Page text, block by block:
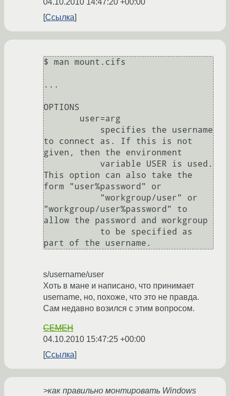
04.10.2010 14:47:20 +00:00
Ссылка
$ man mount.cifs
...
OPTIONS
to connect as. If this is not
given, then the environment
This option can also take the
form "user%password" or
"workgroup/user%password" to
allow the password and workgroup
s/username/user
Хоть в мане и написано, что принимает
username, но, похоже, что это не правда.
Сам недавно возился с этим вопросом.
CEMEH
04.10.2010 15:47:25 +00:00
Ссылка
>как правильно монтировать Windows